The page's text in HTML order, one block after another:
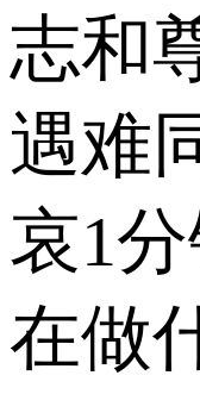
志和
遇难
哀1
在做